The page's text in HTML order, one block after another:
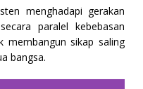
menghadapi gerakan
paralel kebebasan
membangun sikap saling
bangsa.